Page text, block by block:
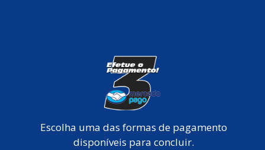
Escolha uma das formas de pagamento
disponíveis para concluir.